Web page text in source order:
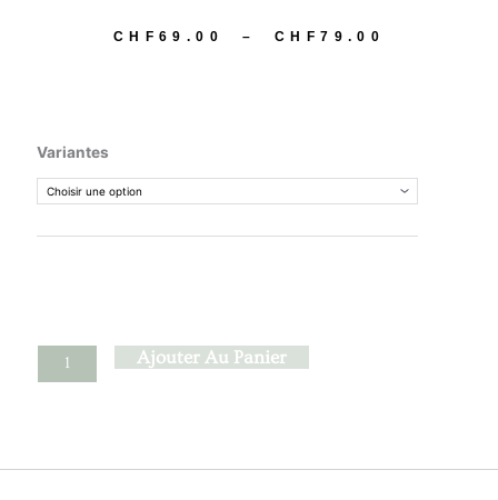
CHF 69.00 – CHF79.00
CHF79.00
Variantes
quantité
Hanabira
Ajouter Au Panier